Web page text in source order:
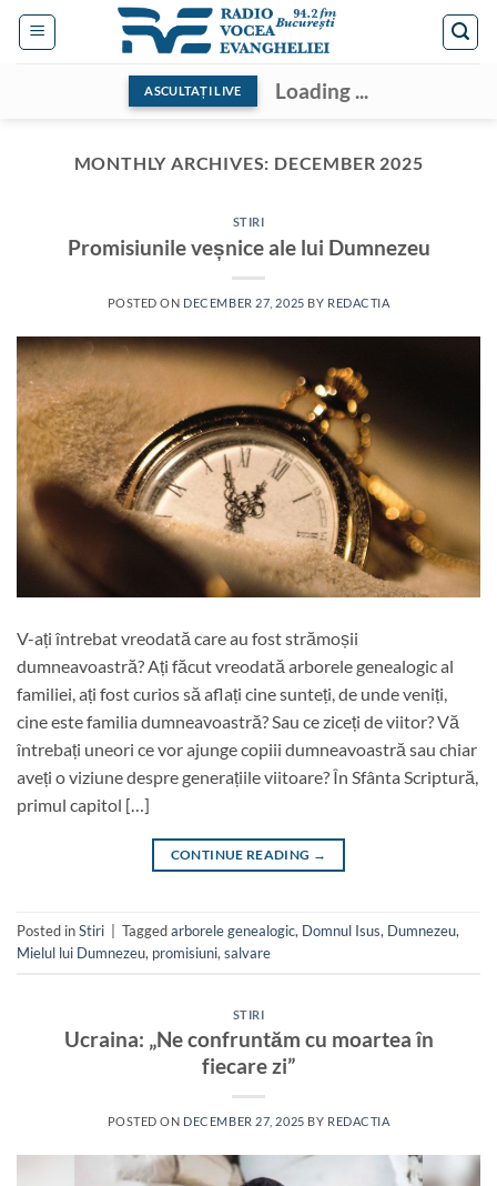
Skip
ASCULTAȚI LIVE Loading ...
MONTHLY ARCHIVES: DECEMBER 2025
STIRI
Promisiunile veșnice ale lui Dumnezeu
POSTED ON DECEMBER 27, 2025 BY REDACTIA
V-ați întrebat vreodată care au fost strămoșii
dumneavoastră? Ați făcut vreodată arborele genealogic al
familiei, ați fost curios să aflați cine sunteți, de unde veniți,
cine este familia dumneavoastră? Sau ce ziceți de viitor? Vă
întrebați uneori ce vor ajunge copiii dumneavoastră sau chiar
aveți o viziune despre generațiile viitoare? În Sfânta Scriptură,
primul capitol […]
CONTINUE READING →
Posted inStiri Taggedarborele genealogic, Domnul Isus, Dumnezeu,
Mielul lui Dumnezeu, promisiuni, salvare
STIRI
Ucraina: „Ne confruntăm cu moartea în
fiecare zi”
POSTED ON DECEMBER 27, 2025 BY REDACTIA